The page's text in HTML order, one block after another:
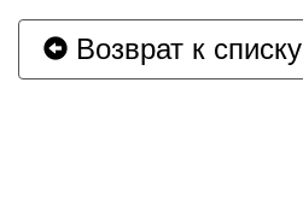
Возврат к списку